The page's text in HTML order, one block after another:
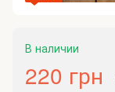
В наличии
220 грн